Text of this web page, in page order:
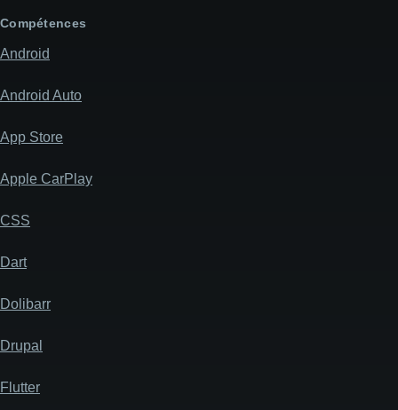
message
Compétences
Android
Android Auto
App Store
Apple CarPlay
CSS
Dart
Dolibarr
Drupal
Flutter